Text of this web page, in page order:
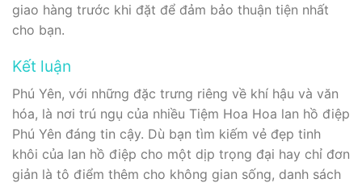
giao hàng trước khi đặt để đảm bảo thuận tiện nhất
cho bạn.
Kết luận
Phú Yên, với những đặc trưng riêng về khí hậu và văn
hóa, là nơi trú ngụ của nhiều Tiệm Hoa Hoa lan hồ điệp
Phú Yên đáng tin cậy. Dù bạn tìm kiếm vẻ đẹp tinh
khôi của lan hồ điệp cho một dịp trọng đại hay chỉ đơn
giản là tô điểm thêm cho không gian sống, danh sách